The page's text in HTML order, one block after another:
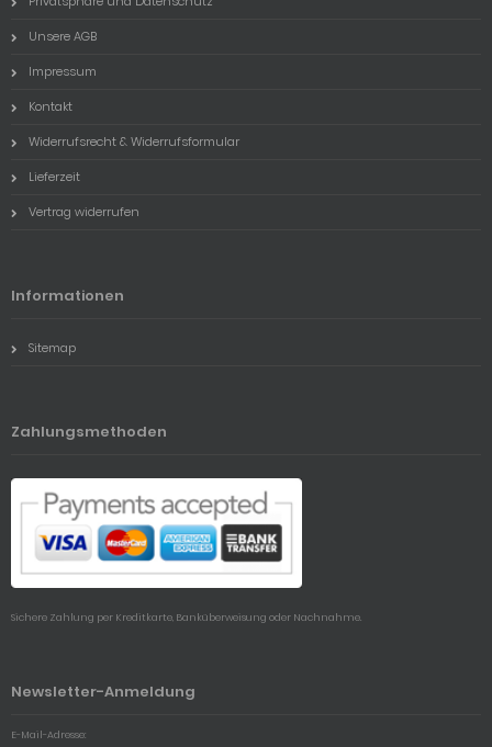
Unsere AGB
Impressum
Kontakt
Widerrufsrecht & Widerrufsformular
Lieferzeit
Vertrag widerrufen
Informationen
Sitemap
Zahlungsmethoden
Sichere Zahlung per Kreditkarte, Banküberweisung oder Nachnahme.
Newsletter-Anmeldung
E-Mail-Adresse: